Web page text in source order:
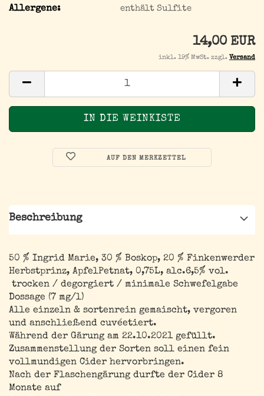
Allergene: enthält Sulfite
14,00 EUR
inkl. 19% MwSt. zzgl. Versand
AUF DEN MERKZETTEL
Beschreibung
50 % Ingrid Marie, 30 % Boskop, 20 % Finkenwerder
Herbstprinz, ApfelPetnat, 0,75L, alc.6,5% vol.
trocken / degorgiert / minimale Schwefelgabe
Dossage (7 mg/l)
Alle einzeln & sortenrein gemaischt, vergoren
und anschließend cuvéetiert.
Während der Gärung am 22.10.2021 gefüllt.
Zusammenstellung der Sorten soll einen fein
vollmundigen Cider hervorbringen.
Nach der Flaschengärung durfte der Cider 8
Monate auf